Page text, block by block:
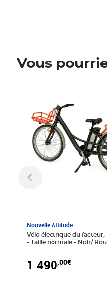
Vous
Nouvelle Attitude
Vélo électrique du
- Taille normale - Noir/
1 490,00€